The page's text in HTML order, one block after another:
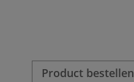
Product bestellen